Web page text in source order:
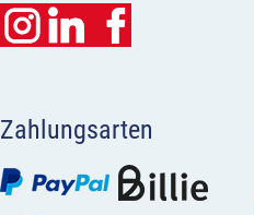
Zahlungsarten